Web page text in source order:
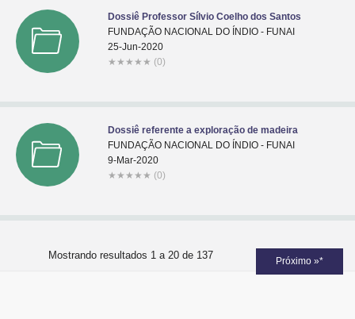
Dossiê Professor Sílvio Coelho dos Santos
FUNDAÇÃO NACIONAL DO ÍNDIO - FUNAI
25-Jun-2020
★ ★ ★ ★ ★ (0)
Dossiê referente a exploração de madeira
FUNDAÇÃO NACIONAL DO ÍNDIO - FUNAI
9-Mar-2020
★ ★ ★ ★ ★ (0)
Mostrando resultados 1 a 20 de 137 Próximo »*